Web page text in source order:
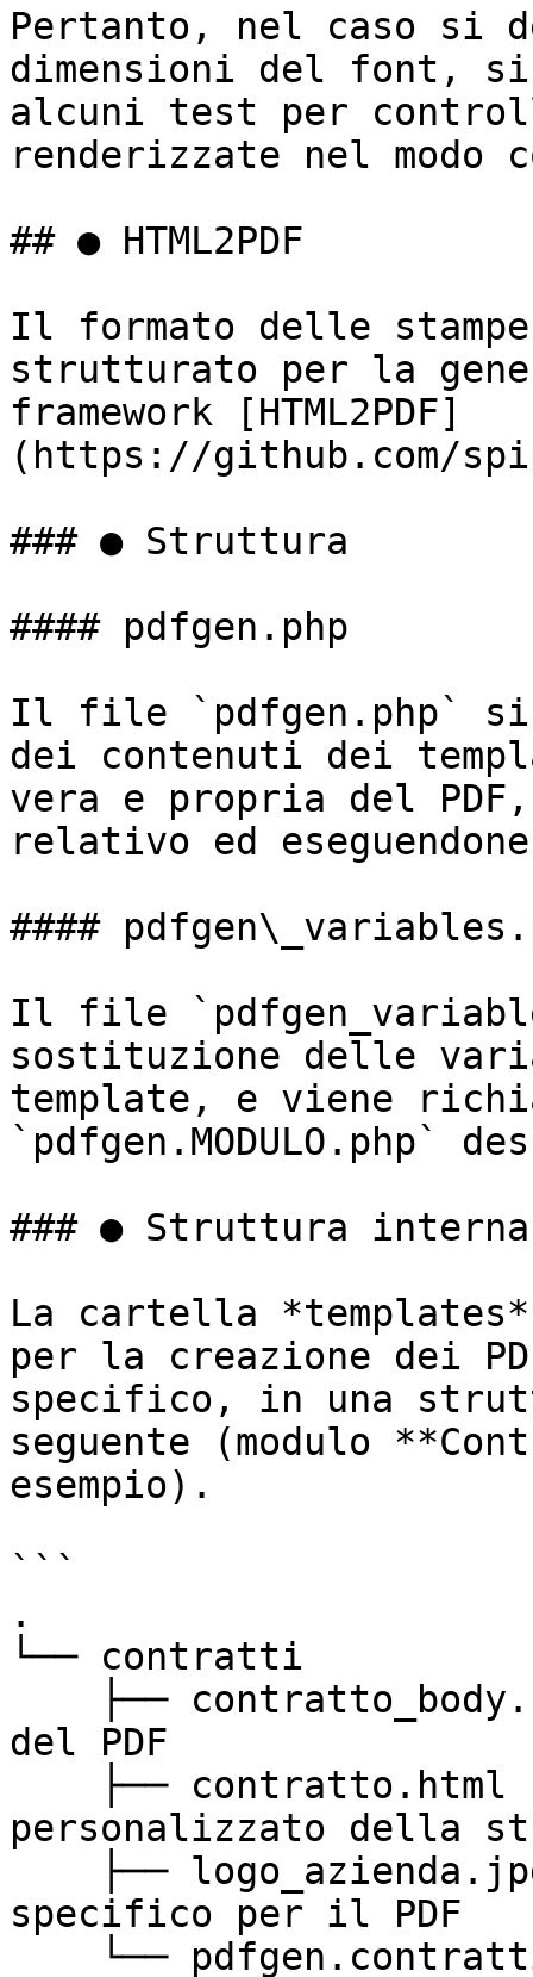
Pertanto, nel caso si
dimensioni del font,
alcuni test per
renderizzate nel
## ● HTML2PDF
Il formato delle
strutturato per la
framework [HTML2PDF]
(https://github.com/
### ● Struttura
#### pdfgen.php
Il file `pdfgen.php` si
dei contenuti dei
vera e propria del
relativo ed
####
Il file
sostituzione delle
template, e viene
`pdfgen.MODULO.php`
### ● Struttura interna
La cartella
per la creazione dei
specifico, in una
seguente (modulo
esempio).
```
.
└── contratti
del PDF
personalizzato della
specifico per il PDF